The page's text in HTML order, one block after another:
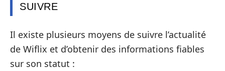
SUIVRE
Il existe plusieurs moyens de suivre l’actualité
de Wiflix et d’obtenir des informations fiables
sur son statut :